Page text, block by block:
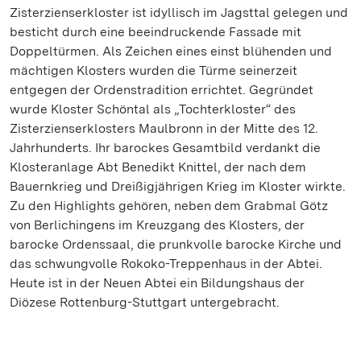
Zisterzienserkloster ist idyllisch im Jagsttal gelegen und
besticht durch eine beeindruckende Fassade mit
Doppeltürmen. Als Zeichen eines einst blühenden und
mächtigen Klosters wurden die Türme seinerzeit
entgegen der Ordenstradition errichtet. Gegründet
wurde Kloster Schöntal als „Tochterkloster“ des
Zisterzienserklosters Maulbronn in der Mitte des 12.
Jahrhunderts. Ihr barockes Gesamtbild verdankt die
Klosteranlage Abt Benedikt Knittel, der nach dem
Bauernkrieg und Dreißigjährigen Krieg im Kloster wirkte.
Zu den Highlights gehören, neben dem Grabmal Götz
von Berlichingens im Kreuzgang des Klosters, der
barocke Ordenssaal, die prunkvolle barocke Kirche und
das schwungvolle Rokoko-Treppenhaus in der Abtei.
Heute ist in der Neuen Abtei ein Bildungshaus der
Diözese Rottenburg-Stuttgart untergebracht.